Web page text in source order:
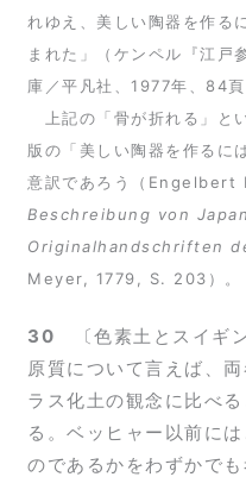
れゆえ、美しい陶器を作る
まれた」（ケンペル『江戸
庫／平凡社、1977年、84頁
上記の「骨が折れる」と
版の「美しい陶器を作るに
意訳であろう（Engelbert
Beschreibung von
Originalhandschriften
Meyer, 1779, S. 203）。
30 〔色素土とスイギ
原質について言えば、
ラス化土の観念に比べ
る。ベッヒャー以前に
のであるかをわずかで